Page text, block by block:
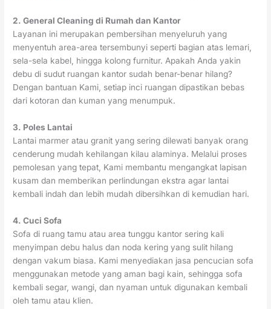
2. General Cleaning di Rumah dan Kantor
Layanan ini merupakan pembersihan menyeluruh yang
menyentuh area-area tersembunyi seperti bagian atas lemari,
sela-sela kabel, hingga kolong furnitur. Apakah Anda yakin
debu di sudut ruangan kantor sudah benar-benar hilang?
Dengan bantuan Kami, setiap inci ruangan dipastikan bebas
dari kotoran dan kuman yang menumpuk.
3. Poles Lantai
Lantai marmer atau granit yang sering dilewati banyak orang
cenderung mudah kehilangan kilau alaminya. Melalui proses
pemolesan yang tepat, Kami membantu mengangkat lapisan
kusam dan memberikan perlindungan ekstra agar lantai
kembali indah dan lebih mudah dibersihkan di kemudian hari.
4. Cuci Sofa
Sofa di ruang tamu atau area tunggu kantor sering kali
menyimpan debu halus dan noda kering yang sulit hilang
dengan vakum biasa. Kami menyediakan jasa pencucian sofa
menggunakan metode yang aman bagi kain, sehingga sofa
kembali segar, wangi, dan nyaman untuk digunakan kembali
oleh tamu atau klien.